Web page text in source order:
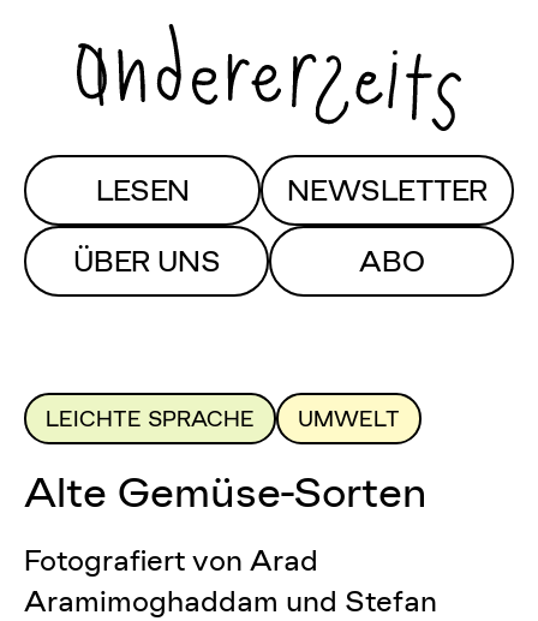
LESEN
NEWSLETTER
ÜBER UNS
ABO
LEICHTE SPRACHE UMWELT
Alte Gemüse-Sorten
Fotografiert von Arad
Aramimoghaddam und Stefan